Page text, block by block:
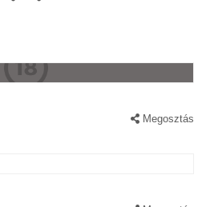
Megosztás